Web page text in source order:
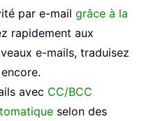
par e-mail grâce à la
rapidement aux
e-mails, traduisez
avec CC/BCC
selon des